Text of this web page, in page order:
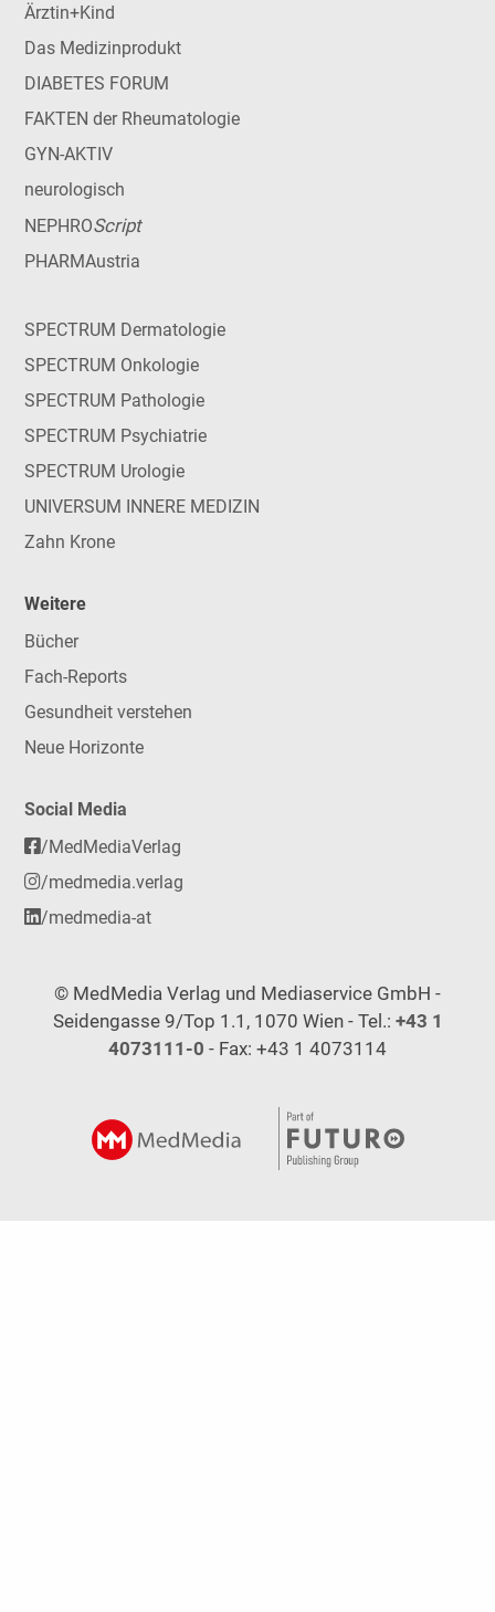
Ärztin+Kind
Das Medizinprodukt
DIABETES FORUM
FAKTEN der Rheumatologie
GYN-AKTIV
neurologisch
NEPHROScript
PHARMAustria
SPECTRUM Dermatologie
SPECTRUM Onkologie
SPECTRUM Pathologie
SPECTRUM Psychiatrie
SPECTRUM Urologie
UNIVERSUM INNERE MEDIZIN
Zahn Krone
Weitere
Bücher
Fach-Reports
Gesundheit verstehen
Neue Horizonte
Social Media
/MedMediaVerlag
/medmedia.verlag
/medmedia-at
© MedMedia Verlag und Mediaservice GmbH -
Seidengasse 9/Top 1.1, 1070 Wien - Tel.: +43 1
4073111-0 - Fax: +43 1 4073114